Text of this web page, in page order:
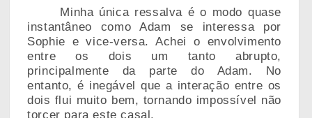
Minha única ressalva é o modo quase
instantâneo como Adam se interessa por
Sophie e vice-versa. Achei o envolvimento
entre os dois um tanto abrupto,
principalmente da parte do Adam. No
entanto, é inegável que a interação entre os
dois flui muito bem, tornando impossível não
torcer para este casal.